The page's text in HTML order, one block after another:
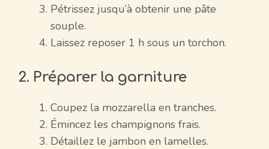
Pétrissez jusqu’à obtenir une pâte
souple.
Laissez reposer 1 h sous un torchon.
2. Préparer la garniture
Coupez la mozzarella en tranches.
Émincez les champignons frais.
Détaillez le jambon en lamelles.